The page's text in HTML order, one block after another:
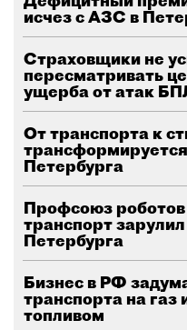
исчез с АЗС в
Страховщики не
пересматривать
ущерба от атак
От транспорта к
Петербурга
Профсоюз
транспорт
Петербурга
Бизнес в РФ
транспорта на газ
топливом